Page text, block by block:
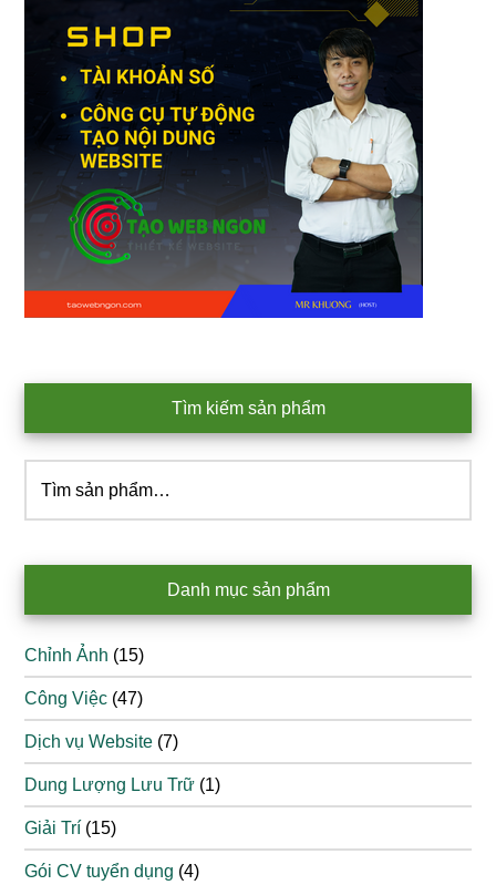
Tìm kiếm sản phẩm
kiếm:
Danh mục sản phẩm
Chỉnh Ảnh (15)
Công Việc (47)
Dịch vụ Website (7)
Dung Lượng Lưu Trữ (1)
Giải Trí (15)
Gói CV tuyển dụng (4)